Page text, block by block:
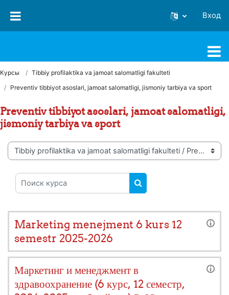
Вход
Курсы
Tibbiy profilaktika va jamoat salomatligi fakulteti
Preventiv tibbiyot asoslari, jamoat salomatligi, jismoniy tarbiya va sport
Preventiv tibbiyot asoslari, jamoat salomatligi,
jismoniy tarbiya va sport
Категории курсов
Поиск курса
ПОИСК КУРСА
Marketing menejment 6 kurs 12
semestr 2025-2026
Маркетинг и менеджмент в
здравоохранение (6 курс, 12 семестр,